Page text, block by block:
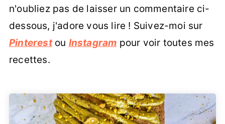
n'oubliez pas de laisser un commentaire ci-
dessous, j'adore vous lire ! Suivez-moi sur
Pinterestou Instagram pour voir toutes mes
recettes.